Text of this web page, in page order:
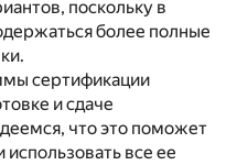
поскольку в
более полные
сертификации
и сдаче
что это поможет
все ее